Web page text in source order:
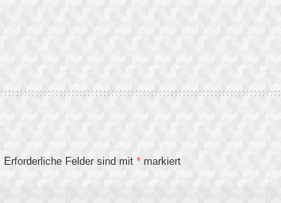
Erforderliche Felder sind mit * markiert